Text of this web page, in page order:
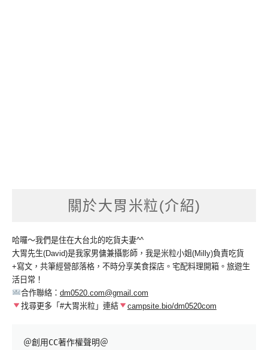
關於大胃米粒(介紹)
哈囉～我們是住在大台北的吃貨夫妻^^
大胃先生(David)是我家男傭兼攝影師，我是米粒小姐(Milly)負責吃貨
+寫文，共筆經營部落格，不時分享美食探店。宅配料理開箱。旅遊生
活日常！
合作聯絡： dm0520.com@gmail.com
找尋更多「#大胃米粒」連結
campsite.bio/dm0520com
＠創用CC著作權聲明＠